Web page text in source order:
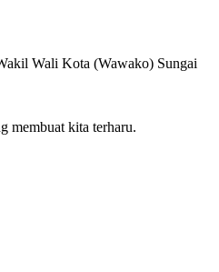
Wali Kota (Wawako) Sungai
membuat kita terharu.